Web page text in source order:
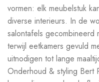
vormen: elk meubelstuk
diverse interieurs. In de
salontafels gecombineerd
terwijl eetkamers gevuld
uitnodigen tot lange
Onderhoud & styling Bert